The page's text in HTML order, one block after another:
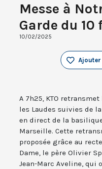
Messe à
Garde du
10/02/2025
A 7h25, KTO
les Laudes suivies de
en direct de la
Marseille. Cette
proposée grâce au
Dame, le père Olivier
Jean-Marc Aveline,